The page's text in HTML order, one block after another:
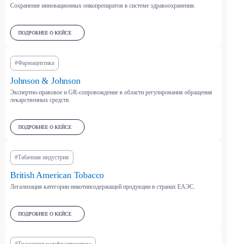
Сохранение инновационных онкопрепаратов в системе здравоохранения.
ПОДРОБНЕЕ О КЕЙСЕ
#Фармацевтика
Johnson & Johnson
Экспертно-правовое и GR-сопровождение в области регулирования обращения
лекарственных средств.
ПОДРОБНЕЕ О КЕЙСЕ
#Табачная индустрия
British American Tobacco
Легализация категории никотинсодержащей продукции в странах ЕАЭС.
ПОДРОБНЕЕ О КЕЙСЕ
Мы консультируем
клиентов из самых
разных секторов —
от энергетики
и фармацевтики до IT
и электронной торговли
Мы понимаем специфику каждой отрасли
и рыночных особенностей.